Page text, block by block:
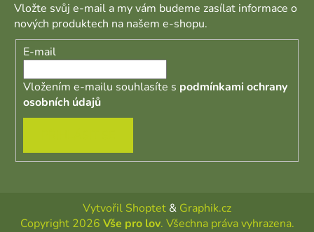
Vložte svůj e-mail a my vám budeme zasílat informace o
nových produktech na našem e-shopu.
E-mail
Vložením e-mailu souhlasíte s podmínkami ochrany
osobních údajů
Vytvořil Shoptet & Graphik.cz
Copyright 2026 Vše pro lov. Všechna práva vyhrazena.